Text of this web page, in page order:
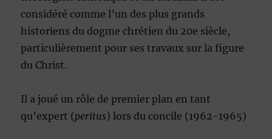
considéré comme l’un des plus grands
historiens du dogme chrétien du 20e siècle,
particulièrement pour ses travaux sur la figure
du Christ.
Il a joué un rôle de premier plan en tant
qu’expert (peritus) lors du concile (1962-1965)